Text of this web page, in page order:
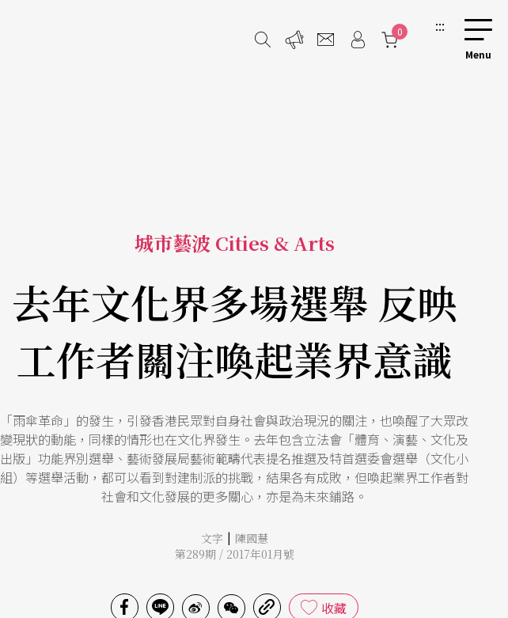
0 :::
城市藝波 Cities & Arts
去年文化界多場選舉 反映
工作者關注喚起業界意識
「雨傘革命」的發生，引發香港民眾對自身社會與政治現況的關注，也喚醒了大眾改
變現狀的動能，同樣的情形也在文化界發生。去年包含立法會「體育、演藝、文化及
出版」功能界別選舉、藝術發展局藝術範疇代表提名推選及特首選委會選舉（文化小
組）等選舉活動，都可以看到對建制派的挑戰，結果各有成敗，但喚起業界工作者對
社會和文化發展的更多關心，亦是為未來鋪路。
文字 | 陳國慧
第289期 / 2017年01月號
收藏